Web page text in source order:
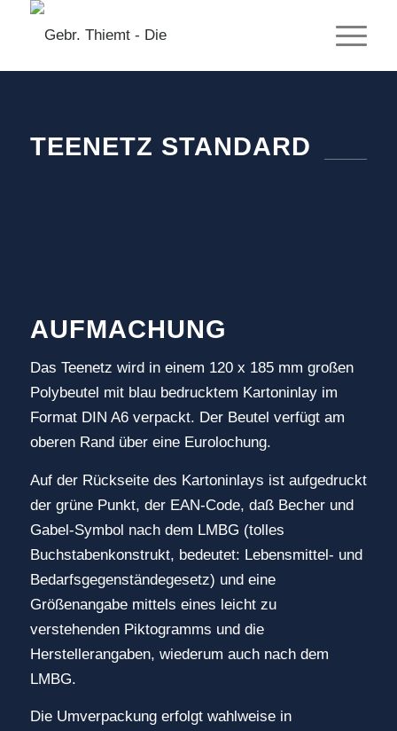
TEENETZ STANDARD
AUFMACHUNG
Das Teenetz wird in einem 120 x 185 mm großen
Polybeutel mit blau bedrucktem Kartoninlay im
Format DIN A6 verpackt. Der Beutel verfügt am
oberen Rand über eine Eurolochung.
Auf der Rückseite des Kartoninlays ist aufgedruckt
der grüne Punkt, der EAN-Code, daß Becher und
Gabel-Symbol nach dem LMBG (tolles
Buchstabenkonstrukt, bedeutet: Lebensmittel- und
Bedarfsgegenständegesetz) und eine
Größenangabe mittels eines leicht zu
verstehenden Piktogramms und die
Herstellerangaben, wiederum auch nach dem
LMBG.
Die Umverpackung erfolgt wahlweise in